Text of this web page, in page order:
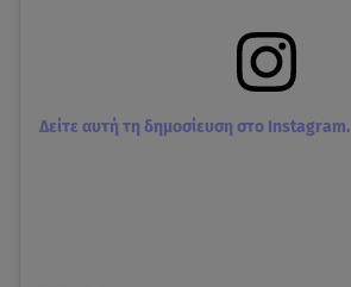
Δείτε αυτή τη δημοσίευση στο Instagram.